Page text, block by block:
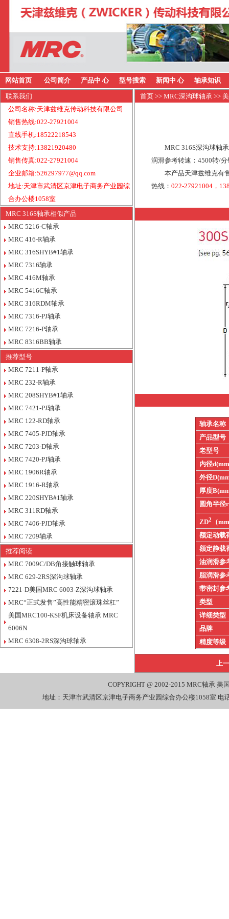
网站首页 公司简介 产品中 心 型号搜索 新闻中 心 轴承知识
联系我们
公司名称:天津兹维克传动科技有限公司
销售热线:022-27921004
直线手机:18522218543
技术支持:13821920480
销售传真:022-27921004
企业邮箱:526297977@qq.com
地址:天津市武清区京津电子商务产业园综
合办公楼1058室
MRC 316S轴承相似产品
MRC 5216-C轴承
MRC 416-R轴承
MRC 316SHYB#1轴承
MRC 7316轴承
MRC 416M轴承
MRC 5416C轴承
MRC 316RDM轴承
MRC 7316-PJ轴承
MRC 7216-P轴承
MRC 8316BB轴承
推荐型号
MRC 7211-P轴承
MRC 232-R轴承
MRC 208SHYB#1轴承
MRC 7421-PJ轴承
MRC 122-RD轴承
MRC 7405-PJD轴承
MRC 7203-D轴承
MRC 7420-PJ轴承
MRC 1906R轴承
MRC 1916-R轴承
MRC 220SHYB#1轴承
MRC 311RD轴承
MRC 7406-PJD轴承
MRC 7209轴承
推荐阅读
MRC 7009C/DB角接触球轴承
MRC 629-2RS深沟球轴承
7221-D美国MRC 6003-Z深沟球轴承
MRC“正式发售”高性能精密滚珠丝杠”
美国MRC100-KSF机床设备轴承 MRC
6006N
MRC 6308-2RS深沟球轴承
首页 >> MRC深沟球轴承 >>
MRC 316S深沟球轴
润滑参考转速：4500转/
本产品天津兹维克有
热线：022-27921004，
轴承名称
产品型号
老型号
内径
外径
厚度
圆角半径r
ZD2
（
额定动载
额定静载
油润滑参
脂润滑参
带密封参
类型
详细类型
品牌
精度等级
上
COPYRIGHT @ 2002-2015 MRC轴承 美
地址：天津市武清区京津电子商务产业园综合办公楼1058室 电